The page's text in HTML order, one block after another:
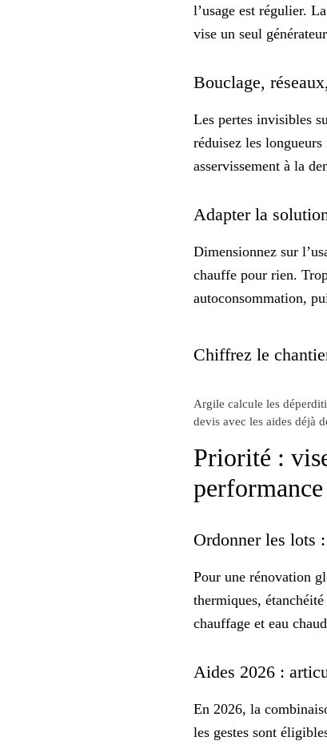
l’usage est régulier.
vise un seul
Bouclage,
Les pertes invisibles
réduisez les
asservissement à la
Adapter la
Dimensionnez sur l’
chauffe pour rien.
autoconsommation,
Chiffrez le
Argile calcule les
devis avec les aides déjà
Priorité :
Ordonner les lots
Pour une rénovation
thermiques,
chauffage et eau
Aides 2026 :
En 2026, la
les gestes sont